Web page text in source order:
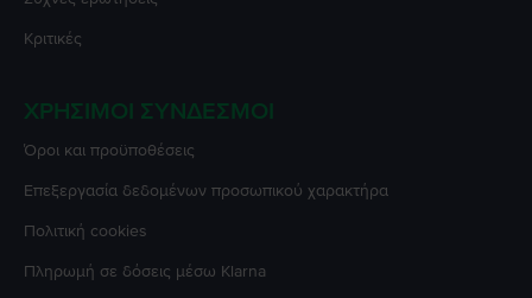
Κριτικές
ΧΡΉΣΙΜΟΙ ΣΎΝΔΕΣΜΟΙ
Όροι και προϋποθέσεις
Επεξεργασία δεδομένων προσωπικού χαρακτήρα
Πολιτική cookies
Πληρωμή σε δόσεις μέσω Klarna